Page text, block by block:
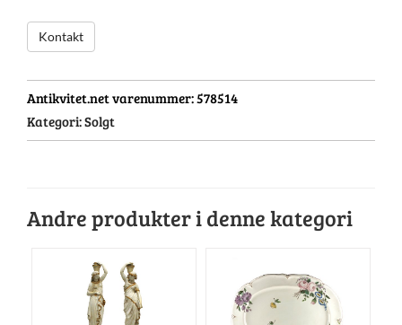
Kontakt
Antikvitet.net varenummer:578514
Kategori:Solgt
Andre produkter i denne kategori